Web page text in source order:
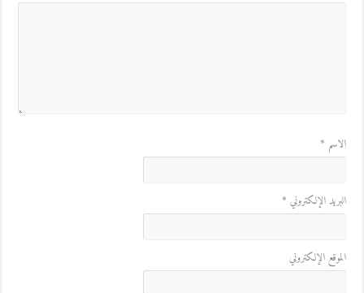
الاسم *
البريد الإلكتروني *
الموقع الإلكتروني